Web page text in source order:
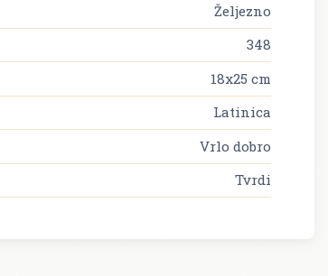
Željezno
348
18x25 cm
Latinica
Vrlo dobro
Tvrdi